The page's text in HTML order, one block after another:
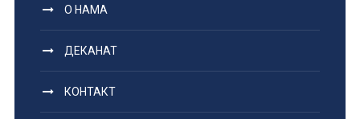
О НАМА
ДЕКАНАТ
КОНТАКТ